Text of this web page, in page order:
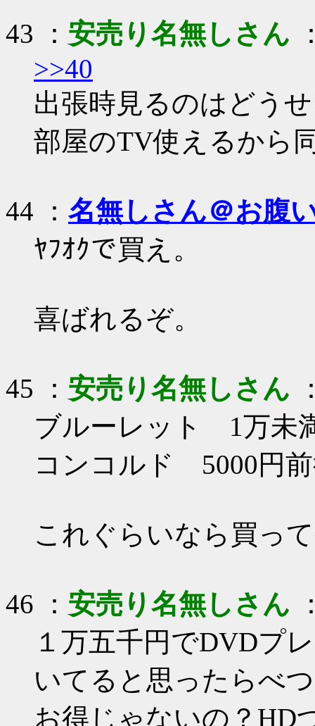
43 ： 安売り名無しさん
>>40
出張時見るのはどう
部屋のTV使えるから
44 ： 名無しさん＠お腹
ﾔﾌｵｸで買え。
喜ばれるぞ。
45 ： 安売り名無しさん
ブルーレット 1万未
コンコルド 5000円
これぐらいなら買っ
46 ： 安売り名無しさん
１万五千円でDVDプ
いてると思ったらべ
お得じゃないの？HD